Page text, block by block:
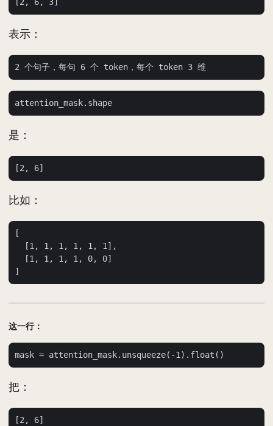
表示：
是：
比如：
[
  [1, 1, 1, 1, 1, 1],
  [1, 1, 1, 1, 0, 0]
这一行：
把：